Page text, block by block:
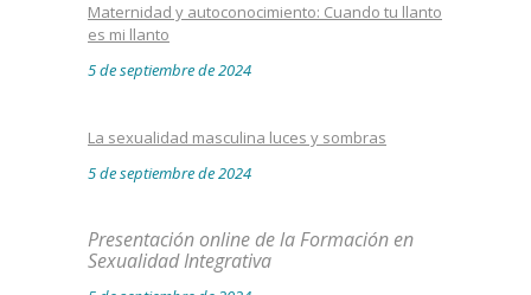
Maternidad y autoconocimiento: Cuando tu llanto
es mi llanto
5 de septiembre de 2024
La sexualidad masculina luces y sombras
5 de septiembre de 2024
Presentación online de la Formación en
Sexualidad Integrativa